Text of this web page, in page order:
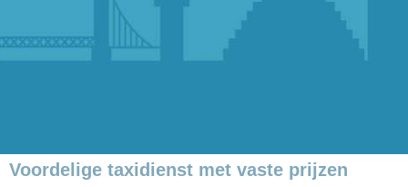
Voordelige taxidienst met vaste prijzen